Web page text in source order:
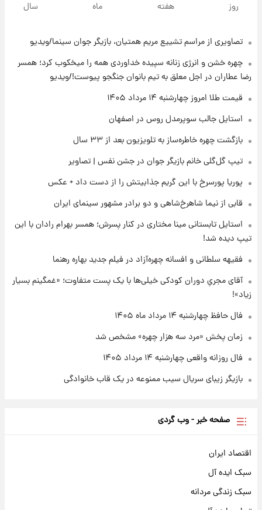
هسته‌ای در آسمان ظاهر شد
۱۷ ساعت پیش
کرد
۱۸ ساعت پیش
۱۴۰۵/ نرخ‌ها ثابت ماند؟ +جدول
علی مطهری: اجرای کامل تفاهم‌نامه اسلام‌آباد،
۱۹ ساعت پیش
واکنش تند تاکر کارلسون به حمله آمریکا به
مدرسه میناب؛ «باید سیلی محکمی به صورت
۱۹ ساعت پیش
۱۴۰۵/کاهش قیمت طلا و سکه
روز هفته ماه سال
تصاویری از مراسم تشییع مریم همتیان، بازیگر جوان سینما/ویدیو
چهره خشن و انرژی زنانه سپیده خداوردی همه را میخکوب کرد؛ همسر
رضا عطاران در اجل معلق به تیم بانوان جنگجو پیوست!/ویدیو
قیمت طلا امروز چهارشنبه ۱۴ مرداد ۱۴۰۵
استایل جالب سوپرمدل روس در اصفهان
بازگشت چهره خاطره‌ساز به تلویزیون بعد از ۳۳ سال
تیپ گل‌گلی خانم بازیگر جوان در جشن نفس | تصاویر
پوریا پورسرخ با این گریم جذابیتش را از دست داد + عکس
قابی از نیما شاهرخ‌شاهی و دو برادر مشهور سینمای ایران
استایل تابستانی مینا مختاری در کنار پسرش؛ همسر بهرام رادان با این
تیپ دیده شد!
فقیهه سلطانی و افسانه چهره‌آزاد در فیلم جدید بهاره رهنما
آقای مجریِ دوران کودکی خیلی‌ها با یک پست متفاوت؛ «غمگینم بسیار
زیاد»!
فال حافظ چهارشنبه ۱۴ مرداد ماه ۱۴۰۵
زمان پخش «مرد سه هزار چهره» مشخص شد
فال روزانه واقعی چهارشنبه ۱۴ مرداد ۱۴۰۵
بازیگر زیبای سریال سیب ممنوعه در یک قاب خانوادگی
صفحه خبر - وب گردی
اقتصاد ایران
سبک ایده آل
سبک زندگی مردانه